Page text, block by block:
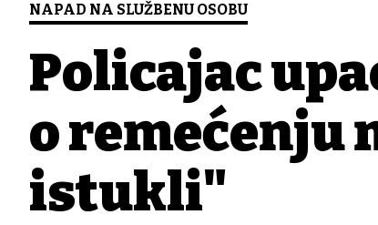
NAPAD NA SLUŽBENU OSOBU
Policajac
o remećenju
istukli"